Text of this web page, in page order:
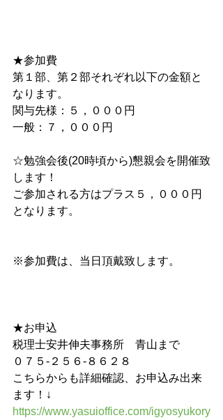
★参加費
第１部、第２部それぞれ以下の金額と
なります。
関与先様：５，０００円
一般：７，０００円
☆勉強会後(20時頃から)懇親会を開催致
します！
ご参加される方はプラス５，０００円
となります。
※参加費は、当日頂戴致します。
★お申込
税理士安井伸夫事務所　青山まで
０７５-２５６-８６２８
こちらからも詳細確認、お申込み出来
ます！↓
https://www.yasuioffice.com/igyosyukory